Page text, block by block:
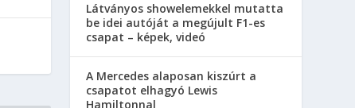
Látványos showelemekkel mutatta
be idei autóját a megújult F1-es
csapat – képek, videó
A Mercedes alaposan kiszúrt a
csapatot elhagyó Lewis
Hamiltonnal